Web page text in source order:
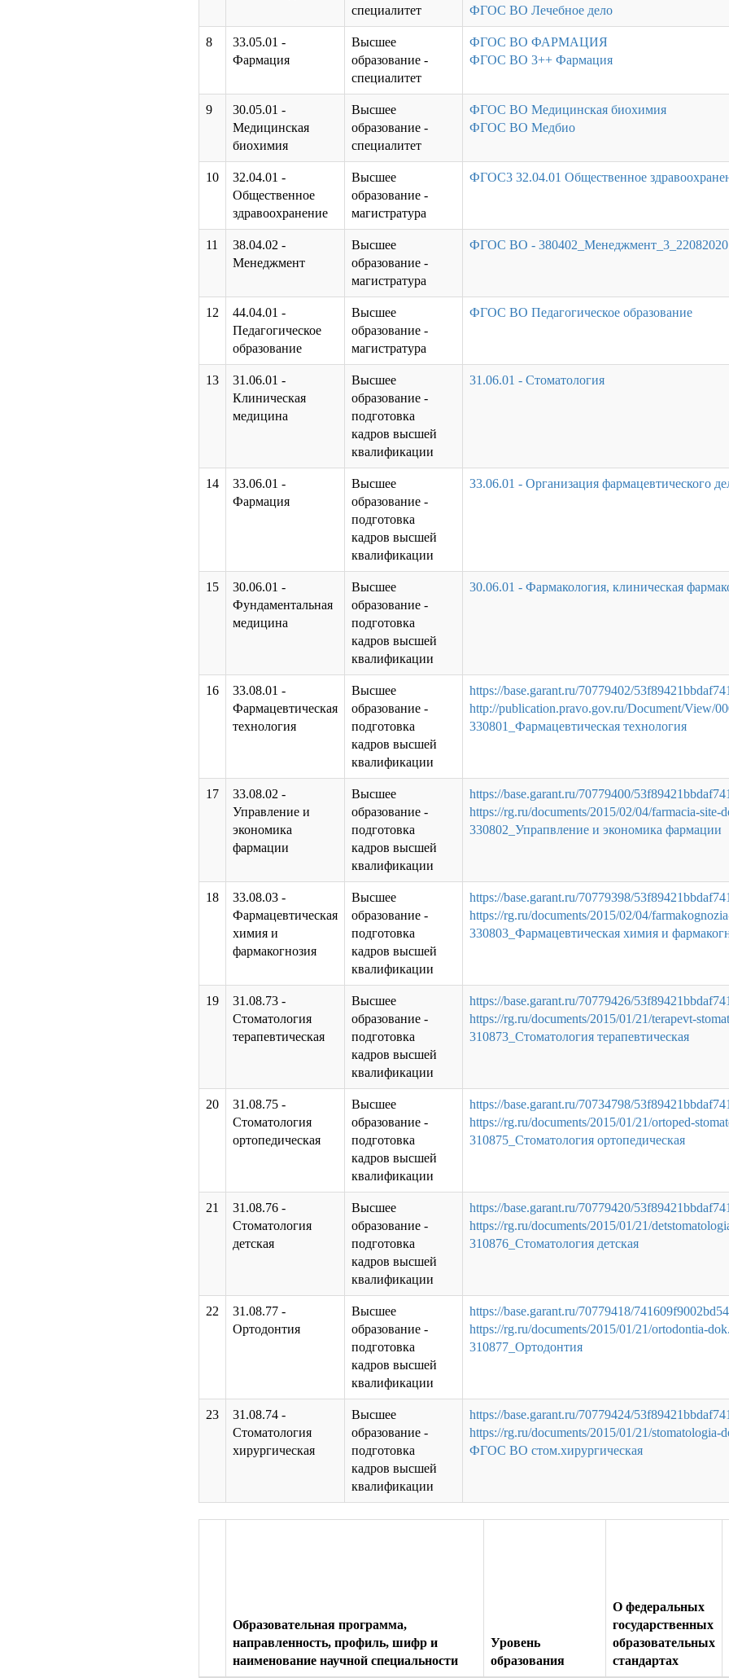
специалитет
ФГОС ВО Лечебное дело
8
33.05.01 -
Фармация
Высшее
образование -
специалитет
ФГОС ВО ФАРМАЦИЯ
ФГОС ВО 3++ Фармация
9
30.05.01 -
Медицинская
биохимия
Высшее
образование -
специалитет
ФГОС ВО Медицинская биохимия
ФГОС ВО Медбио
10
32.04.01 -
Общественное
здравоохранение
Высшее
образование -
магистратура
ФГОС3 32.04.01 Общественное
11
38.04.02 -
Менеджмент
Высшее
образование -
магистратура
ФГОС ВО - 380402_Mенеджмент_3_22082020
12
44.04.01 -
Педагогическое
образование
Высшее
образование -
магистратура
ФГОС ВО Педагогическое образование
13
31.06.01 -
Клиническая
медицина
Высшее
образование -
подготовка
кадров высшей
квалификации
31.06.01 - Стоматология
14
33.06.01 -
Фармация
Высшее
образование -
подготовка
кадров высшей
квалификации
33.06.01 - Организация фармацевтического
15
30.06.01 -
Фундаментальная
медицина
Высшее
образование -
подготовка
кадров высшей
квалификации
30.06.01 - Фармакология, клиническая
16
33.08.01 -
Фармацевтическая
технология
Высшее
образование -
подготовка
кадров высшей
квалификации
https://base.garant.ru/70779402/
http://publication.pravo.gov.ru/Document/View/
330801_Фармацевтическая технология
17
33.08.02 -
Управление и
экономика
фармации
Высшее
образование -
подготовка
кадров высшей
квалификации
https://base.garant.ru/70779400/
https://rg.ru/documents/2015/02/04/farmacia-site-
330802_Упрапвление и экономика фармации
18
33.08.03 -
Фармацевтическая
химия и
фармакогнозия
Высшее
образование -
подготовка
кадров высшей
квалификации
https://base.garant.ru/70779398/
https://rg.ru/documents/2015/02/04/
330803_Фармацевтическая химия и
19
31.08.73 -
Стоматология
терапевтическая
Высшее
образование -
подготовка
кадров высшей
квалификации
https://base.garant.ru/70779426/
https://rg.ru/documents/2015/01/21/terapevt-
310873_Стоматология терапевтическая
20
31.08.75 -
Стоматология
ортопедическая
Высшее
образование -
подготовка
кадров высшей
квалификации
https://base.garant.ru/70734798/
https://rg.ru/documents/2015/01/21/ortoped-
310875_Стоматология ортопедическая
21
31.08.76 -
Стоматология
детская
Высшее
образование -
подготовка
кадров высшей
квалификации
https://base.garant.ru/70779420/
https://rg.ru/documents/2015/01/21/
310876_Стоматология детская
22
31.08.77 -
Ортодонтия
Высшее
образование -
подготовка
кадров высшей
квалификации
https://base.garant.ru/70779418/
https://rg.ru/documents/2015/01/21/ortodontia-
310877_Ортодонтия
23
31.08.74 -
Стоматология
хирургическая
Высшее
образование -
подготовка
кадров высшей
квалификации
https://base.garant.ru/70779424/
https://rg.ru/documents/2015/01/21/stomatologia-
ФГОС ВО стом.хирургическая
Образовательная программа,
направленность, профиль, шифр и
наименование научной специальности
Уровень
образования
О федеральных
государственных
образовательных
стандартах